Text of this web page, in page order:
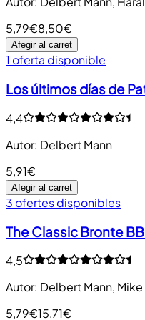
5,79€8,50€
Afegir al carret
1 oferta disponible
Los últimos días de
4,4
Autor: Delbert Mann
5,91€
Afegir al carret
3 ofertes disponibles
The Classic Bronte
4,5
Autor: Delbert Mann,
5,79€15,71€